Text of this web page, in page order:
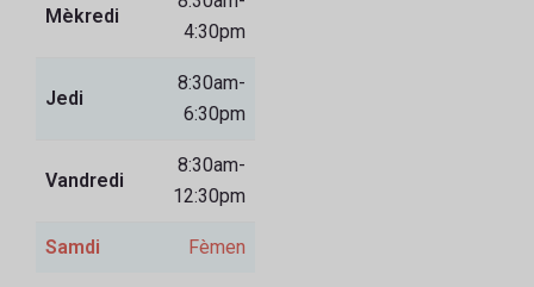
Mèkredi
4:30pm
Jedi
8:30am-
6:30pm
Vandredi
8:30am-
12:30pm
Samdi Fèmen